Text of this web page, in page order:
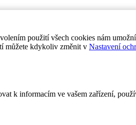
použití všech cookies nám
můžete kdykoliv změnit v Nastavení
k informacím ve vašem zařízení,